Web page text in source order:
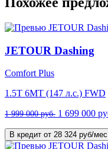
JETOUR Dashing
Comfort Plus
1.5T 6МТ (147 л.с.) FWD
1 999 000 руб. 1 699 000
В кредит от 28 324 руб/